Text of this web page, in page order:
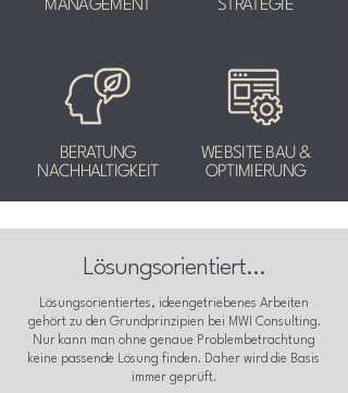
MANAGEMENT
STRATEGIE
BERATUNG
NACHHALTIGKEIT
WEBSITE BAU &
OPTIMIERUNG
Lösungsorientiert...
Lösungsorientiertes, ideengetriebenes Arbeiten
gehört zu den Grundprinzipien bei MWI Consulting.
Nur kann man ohne genaue Problembetrachtung
keine passende Lösung finden. Daher wird die Basis
immer geprüft.